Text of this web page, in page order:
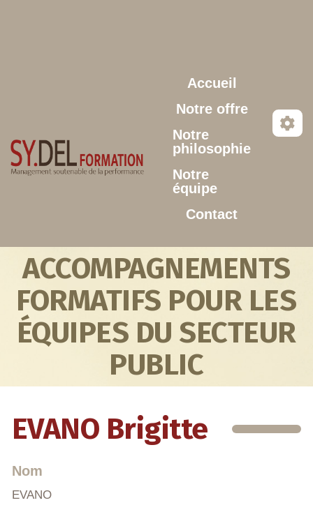
Accueil
Notre offre
Notre
philosophie
Notre
équipe
Contact
ACCOMPAGNEMENTS
FORMATIFS POUR LES
ÉQUIPES DU SECTEUR
PUBLIC
EVANO Brigitte
Nom
EVANO